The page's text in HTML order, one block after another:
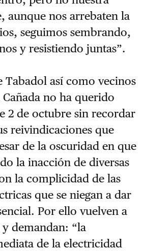
aunque nos arrebaten la
seguimos sembrando,
y resistiendo juntas”.
Tabadol así como vecinos
no ha querido
2 de octubre sin recordar
reivindicaciones que
de la oscuridad en que
la inacción de diversas
la complicidad de las
que se niegan a dar
Por ello vuelven a
demandan: “la
de la electricidad